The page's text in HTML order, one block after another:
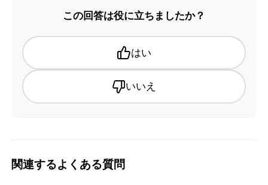
この回答は役に立ちましたか？
はい
いいえ
関連するよくある質問